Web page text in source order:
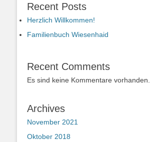
Recent Posts
Herzlich Willkommen!
Familienbuch Wiesenhaid
Recent Comments
Es sind keine Kommentare vorhanden.
Archives
November 2021
Oktober 2018